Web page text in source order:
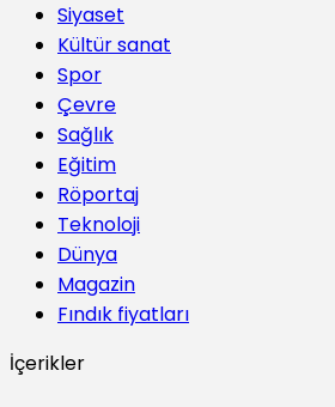
Siyaset
Kültür sanat
Spor
Çevre
Sağlık
Eğitim
Röportaj
Teknoloji
Dünya
Magazin
Fındık fiyatları
İçerikler